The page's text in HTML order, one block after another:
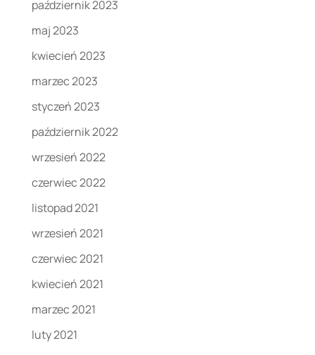
październik 2023
maj 2023
kwiecień 2023
marzec 2023
styczeń 2023
październik 2022
wrzesień 2022
czerwiec 2022
listopad 2021
wrzesień 2021
czerwiec 2021
kwiecień 2021
marzec 2021
luty 2021